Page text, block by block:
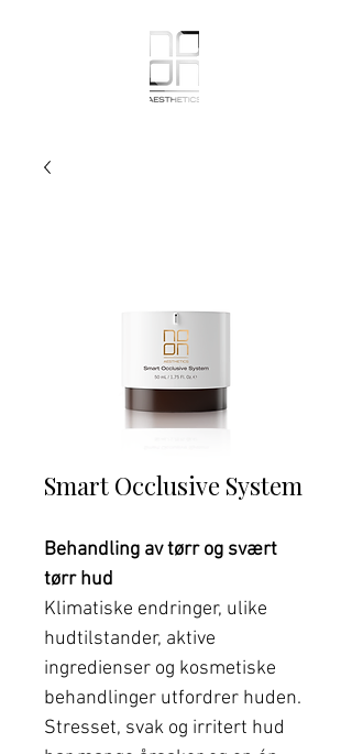
Smart Occlusive System
Behandling av tørr og svært
tørr hud
Klimatiske endringer, ulike
hudtilstander, aktive
ingredienser og kosmetiske
behandlinger utfordrer huden.
Stresset, svak og irritert hud